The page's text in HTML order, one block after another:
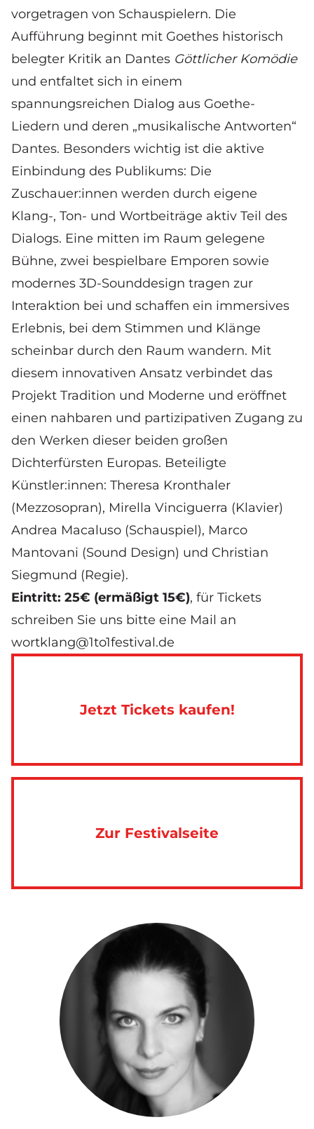
vorgetragen von Schauspielern. Die
Aufführung beginnt mit Goethes historisch
belegter Kritik an Dantes Göttlicher Komödie
und entfaltet sich in einem
spannungsreichen Dialog aus Goethe-
Liedern und deren „musikalische Antworten“
Dantes. Besonders wichtig ist die aktive
Einbindung des Publikums: Die
Zuschauer:innen werden durch eigene
Klang-, Ton- und Wortbeiträge aktiv Teil des
Dialogs. Eine mitten im Raum gelegene
Bühne, zwei bespielbare Emporen sowie
modernes 3D-Sounddesign tragen zur
Interaktion bei und schaffen ein immersives
Erlebnis, bei dem Stimmen und Klänge
scheinbar durch den Raum wandern. Mit
diesem innovativen Ansatz verbindet das
Projekt Tradition und Moderne und eröffnet
einen nahbaren und partizipativen Zugang zu
den Werken dieser beiden großen
Dichterfürsten Europas. Beteiligte
Künstler:innen: Theresa Kronthaler
(Mezzosopran), Mirella Vinciguerra (Klavier)
Andrea Macaluso (Schauspiel), Marco
Mantovani (Sound Design) und Christian
Siegmund (Regie).
Eintritt: 25€ (ermäßigt 15€), für Tickets
schreiben Sie uns bitte eine Mail an
wortklang@1to1festival.de
Jetzt Tickets kaufen!
Zur Festivalseite